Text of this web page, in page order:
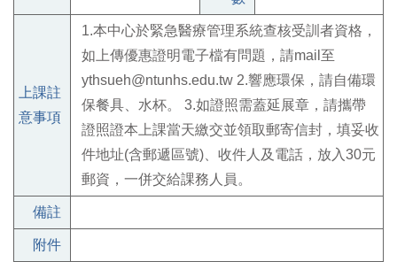
上課註
意事項
1.本中心於緊急醫療管理系統查核受訓者資格，
如上傳優惠證明電子檔有問題，請mail至
ythsueh@ntunhs.edu.tw 2.響應環保，請自備環
保餐具、水杯。 3.如證照需蓋延展章，請攜帶
證照證本上課當天繳交並領取郵寄信封，填妥收
件地址(含郵遞區號)、收件人及電話，放入30元
郵資，一併交給課務人員。
備註
附件